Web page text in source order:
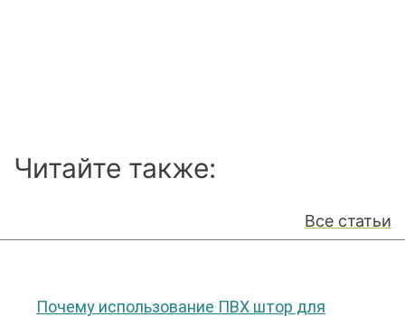
Читайте также:
Все статьи
Почему использование ПВХ штор для